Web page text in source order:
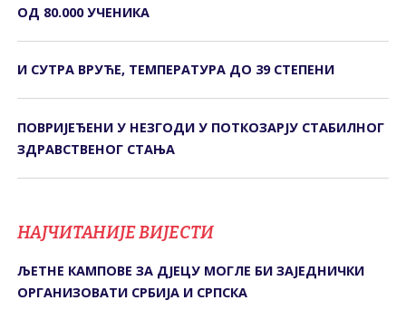
ОД 80.000 УЧЕНИКА
И СУТРА ВРУЋЕ, ТЕМПЕРАТУРА ДО 39 СТЕПЕНИ
ПОВРИЈЕЂЕНИ У НЕЗГОДИ У ПОТКОЗАРЈУ СTАБИЛНОГ
ЗДРАВСTВЕНОГ СTАЊА
НАЈЧИТАНИЈЕ ВИЈЕСТИ
ЉЕТНЕ КАМПОВЕ ЗА ДЈЕЦУ МОГЛЕ БИ ЗАЈЕДНИЧКИ
ОРГАНИЗОВАТИ СРБИЈА И СРПСКА